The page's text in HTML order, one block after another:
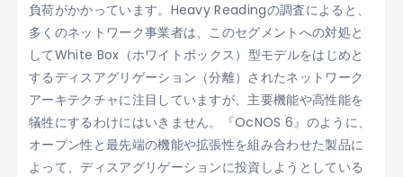
負荷がかかっています。Heavy Readingの調査によると、
多くのネットワーク事業者は、このセグメントへの対処と
してWhite Box（ホワイトボックス）型モデルをはじめと
するディスアグリゲーション（分離）されたネットワーク
アーキテクチャに注目していますが、主要機能や高性能を
犠牲にするわけにはいきません。『OcNOS 6』のように、
オープン性と最先端の機能や拡張性を組み合わせた製品に
よって、ディスアグリゲーションに投資しようとしている